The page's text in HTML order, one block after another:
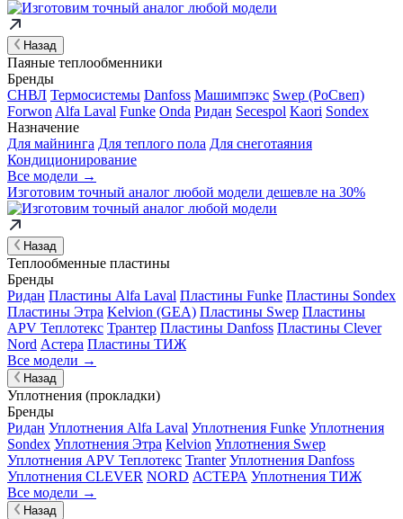
Назад
Паяные теплообменники
Бренды
СНВЛ Термосистемы Danfoss Машимпэкс Swep (РоСвеп)
Forwon Alfa Laval Funke Onda Ридан Secespol Kaori Sondex
Назначение
Для майнинга Для теплого пола Для снеготаяния
Кондиционирование
Все модели →
Изготовим точный аналог любой модели дешевле на 30%
Назад
Теплообменные пластины
Бренды
Ридан Пластины Alfa Laval Пластины Funke Пластины Sondex
Пластины Этра Kelvion (GEA) Пластины Swep Пластины
APV Теплотекс Трантер Пластины Danfoss Пластины Clever
Nord Астера Пластины ТИЖ
Все модели →
Назад
Уплотнения (прокладки)
Бренды
Ридан Уплотнения Alfa Laval Уплотнения Funke Уплотнения
Sondex Уплотнения Этра Kelvion Уплотнения Swep
Уплотнения APV Теплотекс Tranter Уплотнения Danfoss
Уплотнения CLEVER NORD АСТЕРА Уплотнения ТИЖ
Все модели →
Назад